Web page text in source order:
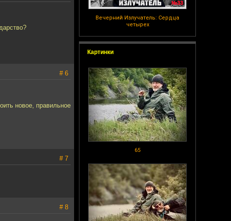
Вечерний Излучатель: Сердца
четырех
Картинки
65
# 6
новое, правильное
# 7
# 8